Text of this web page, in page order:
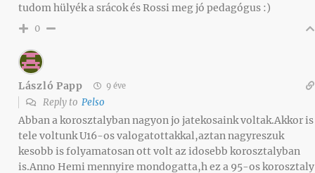
tudom hülyék a srácok és Rossi meg jó pedagógus :)
0
László Papp 9 éve
Reply to Pelso
Abban a korosztalyban nagyon jo jatekosaink voltak.Akkor is
tele voltunk U16-os valogatottakkal,aztan nagyreszuk
kesobb is folyamatosan ott volt az idosebb korosztalyban
is.Anno Hemi mennyire mondogatta,h ez a 95-os korosztaly